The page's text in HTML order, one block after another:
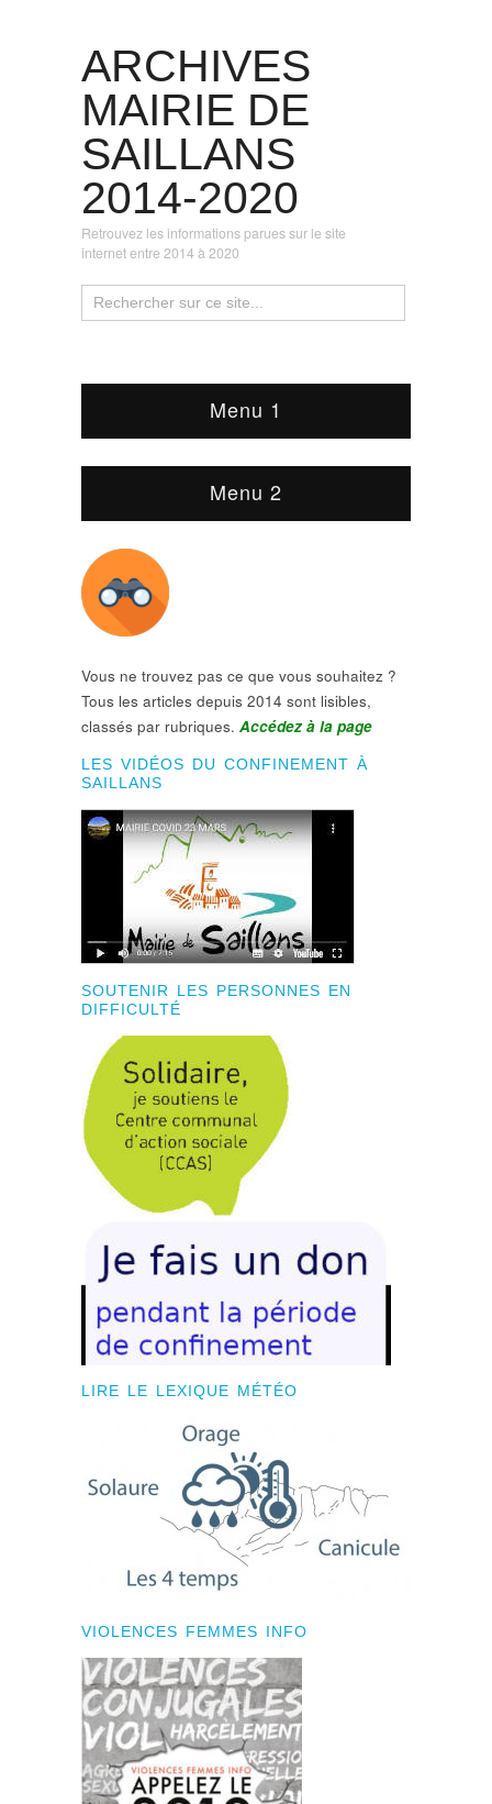
ARCHIVES
MAIRIE DE
SAILLANS
2014-2020
Retrouvez les informations parues sur le site
internet entre 2014 à 2020
Menu 1
Menu 2
Vous ne trouvez pas ce que vous souhaitez ?
Tous les articles depuis 2014 sont lisibles,
classés par rubriques. Accédez à la page
LES VIDÉOS DU CONFINEMENT À
SAILLANS
SOUTENIR LES PERSONNES EN
DIFFICULTÉ
LIRE LE LEXIQUE MÉTÉO
VIOLENCES FEMMES INFO